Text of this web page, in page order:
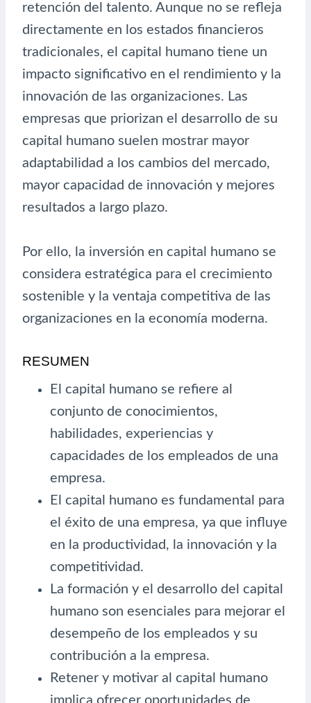
retención del talento. Aunque no se refleja
directamente en los estados financieros
tradicionales, el capital humano tiene un
impacto significativo en el rendimiento y la
innovación de las organizaciones. Las
empresas que priorizan el desarrollo de su
capital humano suelen mostrar mayor
adaptabilidad a los cambios del mercado,
mayor capacidad de innovación y mejores
resultados a largo plazo.
Por ello, la inversión en capital humano se
considera estratégica para el crecimiento
sostenible y la ventaja competitiva de las
organizaciones en la economía moderna.
RESUMEN
El capital humano se refiere al
conjunto de conocimientos,
habilidades, experiencias y
capacidades de los empleados de una
empresa.
El capital humano es fundamental para
el éxito de una empresa, ya que influye
en la productividad, la innovación y la
competitividad.
La formación y el desarrollo del capital
humano son esenciales para mejorar el
desempeño de los empleados y su
contribución a la empresa.
Retener y motivar al capital humano
implica ofrecer oportunidades de